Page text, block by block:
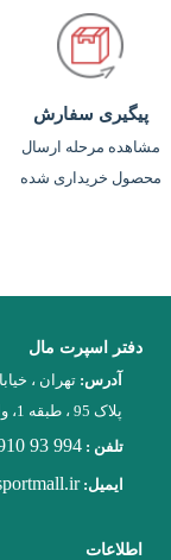
پیگیری سفارش
مشاهده مرحله ارسال
محصول خریداری شده
دفتر اسپرت مال
آدرس: تهران ،
پلاک 95 ، طبقه 1، واحد3
تلفن : 93 994
ایمیل:
اطلاعات